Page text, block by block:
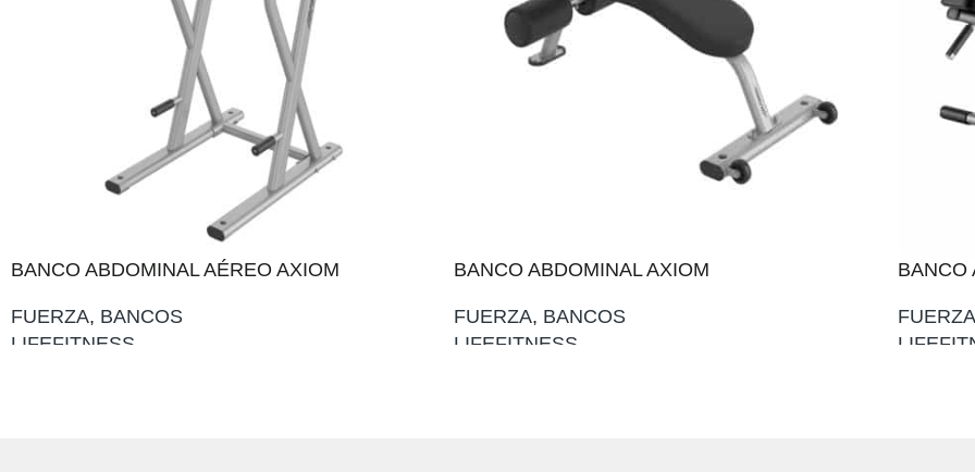
BANCO ABDOMINAL AÉREO AXIOM
FUERZA, BANCOS
LIFEFITNESS
BANCO ABDOMINAL AXIOM
FUERZA, BANCOS
LIFEFITNESS
BANCO
FUERZA